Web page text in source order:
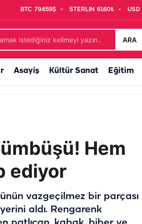
BTC 79.659$ STERLIN 61,60₺ USD
ARA
Asayiş Kültür Sanat Eğitim
Hem
ediyor
vazgeçilmez bir parçası
aldı. Rengarenk